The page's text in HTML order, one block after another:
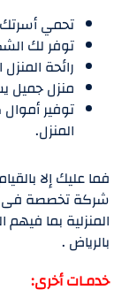
تحمي أسرتك
توفر لك
رائحة
منزل جميل
توفير
المنزل.
فما عليك إلا
شركة تخصصة
المنزلية بما
بالرياض .
خدمـات أخرى: